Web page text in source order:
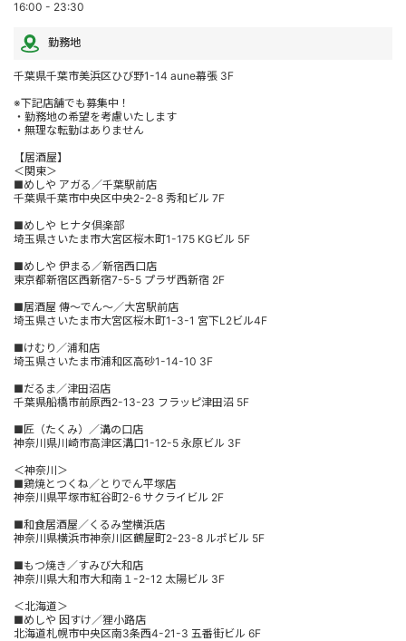
16:00 - 23:30
勤務地
千葉県千葉市美浜区ひび野1-14 aune幕張 3F
※下記店舗でも募集中！
・勤務地の希望を考慮いたします
・無理な転勤はありません
【居酒屋】
＜関東＞
■めしや アガる／千葉駅前店
千葉県千葉市中央区中央2-2-8 秀和ビル 7F
■めしや ヒナタ倶楽部
埼玉県さいたま市大宮区桜木町1-175 KGビル 5F
■めしや 伊まる／新宿西口店
東京都新宿区西新宿7-5-5 プラザ西新宿 2F
■居酒屋 傳～でん～／大宮駅前店
埼玉県さいたま市大宮区桜木町1-3-1 宮下L2ビル4F
■けむり／浦和店
埼玉県さいたま市浦和区高砂1-14-10 3F
■だるま／津田沼店
千葉県船橋市前原西2-13-23 フラッピ津田沼 5F
■匠（たくみ）／溝の口店
神奈川県川崎市高津区溝口1-12-5 永原ビル 3F
＜神奈川＞
■鶏焼とつくね／とりでん平塚店
神奈川県平塚市紅谷町2-6 サクライビル 2F
■和食居酒屋／くるみ堂横浜店
神奈川県横浜市神奈川区鶴屋町2-23-8 ルポビル 5F
■もつ焼き／すみび大和店
神奈川県大和市大和南１-2-12 太陽ビル 3F
＜北海道＞
■めしや 因すけ／狸小路店
北海道札幌市中央区南3条西4-21-3 五番街ビル 6F